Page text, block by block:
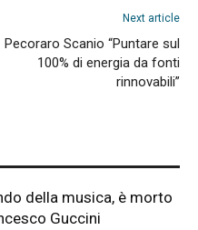
Next article
Pecoraro Scanio “Puntare sul
100% di energia da fonti
rinnovabili”
della musica, è morto
Guccini